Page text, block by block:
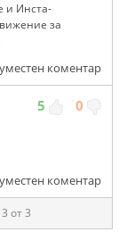
и Инста-
за
коментар
5 0
коментар
от 3